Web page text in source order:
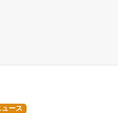
ュース